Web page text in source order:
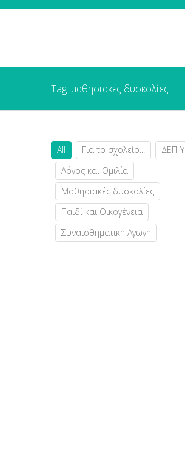
Tag: μαθησιακές δυσκολίες
All Για το σχολείο...
ΔΕΠ-Υ
Λόγος και Ομιλία
Μαθησιακές δυσκολίες
Παιδί και Οικογένεια
Συναισθηματική Αγωγή